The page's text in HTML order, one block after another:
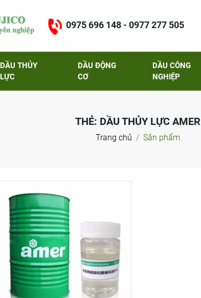
0975 696 148 - 0977 277 505
DẦU THỦY
LỰC
DẦU ĐỘNG
CƠ
DẦU CÔNG
NGHIỆP
THẺ: DẦU THỦY LỰC AMER
Trang chủ Sản phẩm